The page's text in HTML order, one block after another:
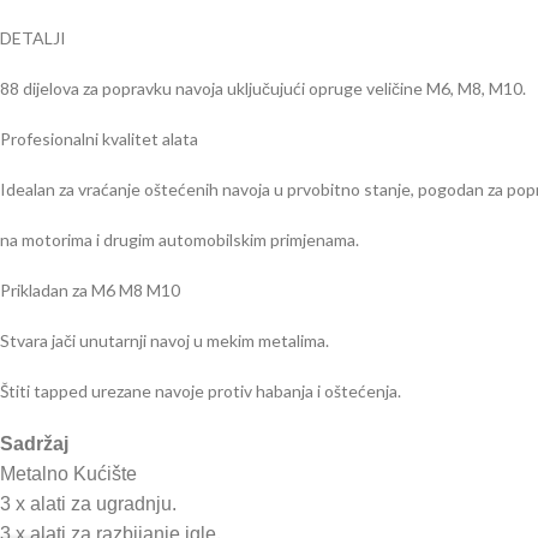
DETALJI
88 dijelova za popravku navoja uključujući opruge veličine M6, M8, M10.
Profesionalni kvalitet alata
Idealan za vraćanje oštećenih navoja u prvobitno stanje, pogodan za
na motorima i drugim automobilskim primjenama.
Prikladan za M6 M8 M10
Stvara jači unutarnji navoj u mekim metalima.
Štiti tapped urezane navoje protiv habanja i oštećenja.
Sadržaj
Metalno Kućište
3 x alati za ugradnju.
3 x alati za razbijanje igle.